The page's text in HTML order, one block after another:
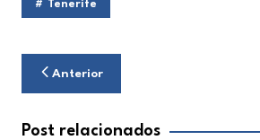
Tenerife
Navegación
de
entradas
Anterior
Post relacionados